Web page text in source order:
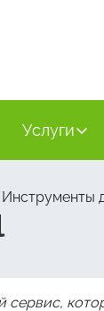
Услуги
Инструменты
сервис,